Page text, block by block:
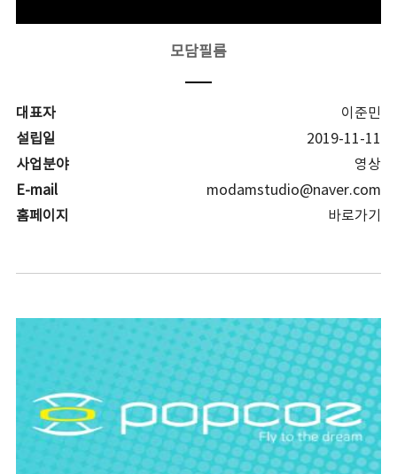
모담필름
대표자
이준민
설립일
2019-11-11
사업분야
영상
E-mail
modamstudio@naver.com
홈페이지
바로가기